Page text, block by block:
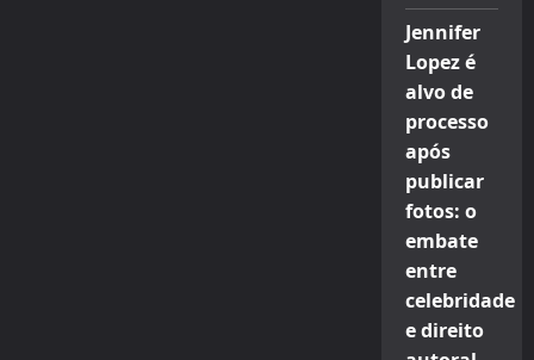
Jennifer
Lopez é
alvo de
processo
após
publicar
fotos: o
embate
entre
celebridade
e direito